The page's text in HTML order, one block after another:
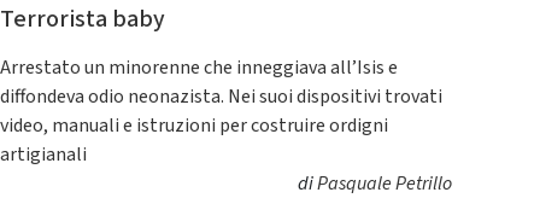
Terrorista baby
Arrestato un minorenne che inneggiava all’Isis e
diffondeva odio neonazista. Nei suoi dispositivi trovati
video, manuali e istruzioni per costruire ordigni
artigianali
diPasquale Petrillo